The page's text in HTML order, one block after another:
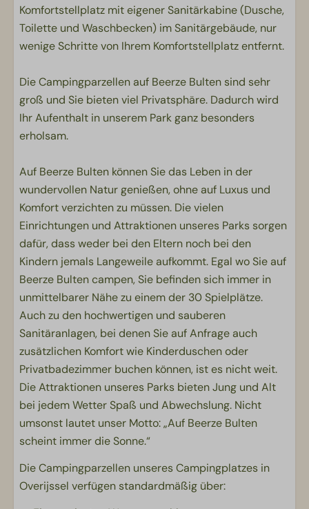
Komfortstellplatz mit eigener Sanitärkabine (Dusche,
Toilette und Waschbecken) im Sanitärgebäude, nur
wenige Schritte von Ihrem Komfortstellplatz entfernt.
Die Campingparzellen auf Beerze Bulten sind sehr
groß und Sie bieten viel Privatsphäre. Dadurch wird
Ihr Aufenthalt in unserem Park ganz besonders
erholsam.
Auf Beerze Bulten können Sie das Leben in der
wundervollen Natur genießen, ohne auf Luxus und
Komfort verzichten zu müssen. Die vielen
Einrichtungen und Attraktionen unseres Parks sorgen
dafür, dass weder bei den Eltern noch bei den
Kindern jemals Langeweile aufkommt. Egal wo Sie auf
Beerze Bulten campen, Sie befinden sich immer in
unmittelbarer Nähe zu einem der 30 Spielplätze.
Auch zu den hochwertigen und sauberen
Sanitäranlagen, bei denen Sie auf Anfrage auch
zusätzlichen Komfort wie Kinderduschen oder
Privatbadezimmer buchen können, ist es nicht weit.
Die Attraktionen unseres Parks bieten Jung und Alt
bei jedem Wetter Spaß und Abwechslung. Nicht
umsonst lautet unser Motto: „Auf Beerze Bulten
scheint immer die Sonne.“
Die Campingparzellen unseres Campingplatzes in
Overijssel verfügen standardmäßig über: